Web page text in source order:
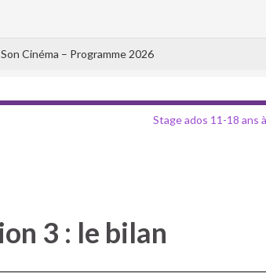
Cinéma – Programme 2026
Stage ados 11-18 ans
3 : le bilan